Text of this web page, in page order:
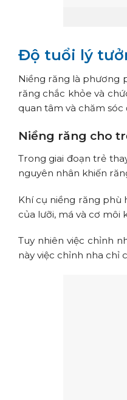
Độ tuổi lý
Niềng răng là phương
răng chắc khỏe và
quan tâm và chăm
Niềng răng cho
Trong giai đoạn trẻ
nguyên nhân khiến
Khí cụ niềng răng phù
của lưỡi, má và cơ môi
Tuy nhiên việc chỉnh
này việc chỉnh nha chỉ